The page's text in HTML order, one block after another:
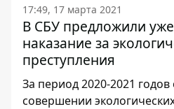
17:49, 17 марта 2021
В СБУ предложили
наказание за
преступления
За период 2020-2021
совершении